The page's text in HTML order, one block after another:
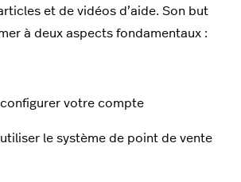
et de vidéos d’aide. Son but
à deux aspects fondamentaux :
votre compte
le système de point de vente